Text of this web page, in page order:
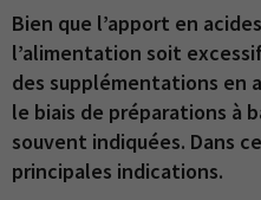
Bien que l’apport en
l’alimentation soit
des supplémentations en
le biais de préparations à
souvent indiquées. Dans
principales indications.